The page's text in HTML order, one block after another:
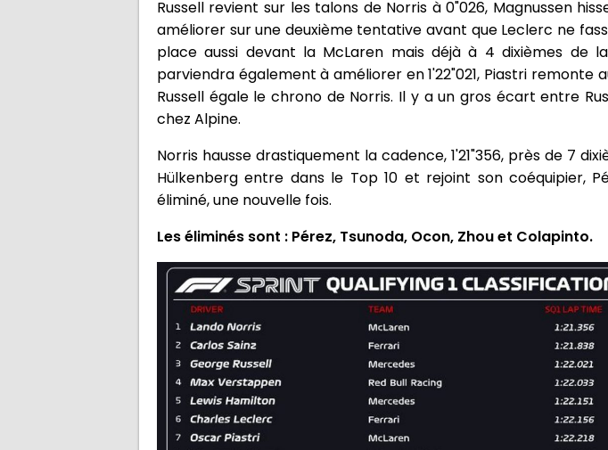
Russell revient sur les talons de Norris à 0"026, Magnussen
améliorer sur une deuxième tentative avant que Leclerc ne
place aussi devant la McLaren mais déjà à 4 dixièmes de
parviendra également à améliorer en 1'22"021, Piastri remonte
Russell égale le chrono de Norris. Il y a un gros écart entre
chez Alpine.
Norris hausse drastiquement la cadence, 1'21"356, près de 7
Hülkenberg entre dans le Top 10 et rejoint son coéquipier,
éliminé, une nouvelle fois.
Les éliminés sont : Pérez, Tsunoda, Ocon, Zhou et Colapinto.